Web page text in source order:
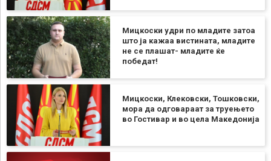
Мицкоски удри по младите затоа
што ја кажаа вистината, младите
не се плашат- младите ќе
победат!
Мицкоски, Клековски, Тошковски,
мора да одговараат за труењето
во Гостивар и во цела Македонија